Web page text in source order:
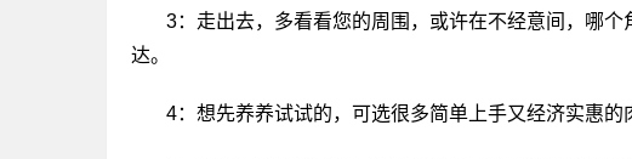
3：走出去，多看看您的周围，或许在不经意间，哪
达。
4：想先养养试试的，可选很多简单上手又经济实惠的